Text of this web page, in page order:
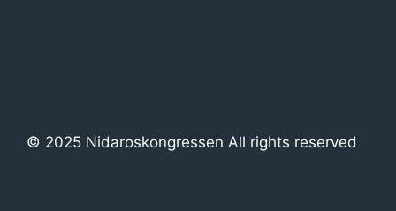
© 2025 Nidaroskongressen All rights reserved